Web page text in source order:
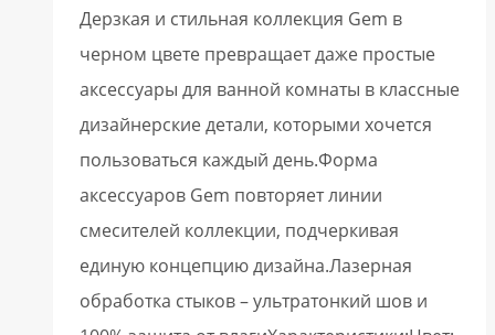
Дерзкая и стильная коллекция Gem в
черном цвете превращает даже простые
аксессуары для ванной комнаты в классные
дизайнерские детали, которыми хочется
пользоваться каждый день.Форма
аксессуаров Gem повторяет линии
смесителей коллекции, подчеркивая
единую концепцию дизайна.Лазерная
обработка стыков – ультратонкий шов и